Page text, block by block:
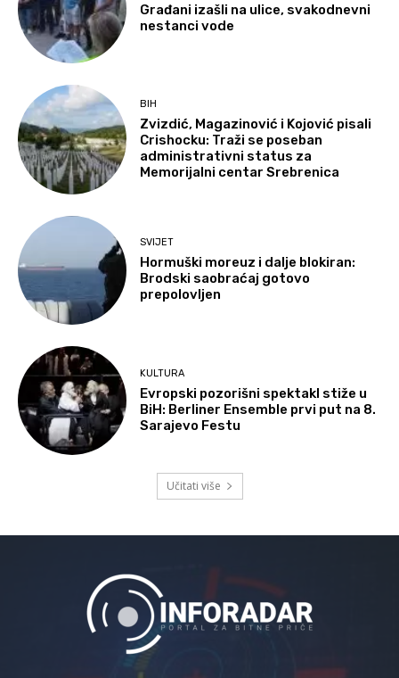
Građani izašli na ulice, svakodnevni
nestanci vode
BIH
Zvizdić, Magazinović i Kojović pisali
Crishocku: Traži se poseban
administrativni status za
Memorijalni centar Srebrenica
SVIJET
Hormuški moreuz i dalje blokiran:
Brodski saobraćaj gotovo
prepolovljen
KULTURA
Evropski pozorišni spektakl stiže u
BiH: Berliner Ensemble prvi put na 8.
Sarajevo Festu
Učitati više